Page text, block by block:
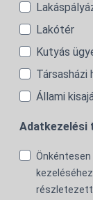
Lakótér
Kutyás
Társasházi
Állami
Adatkezelési